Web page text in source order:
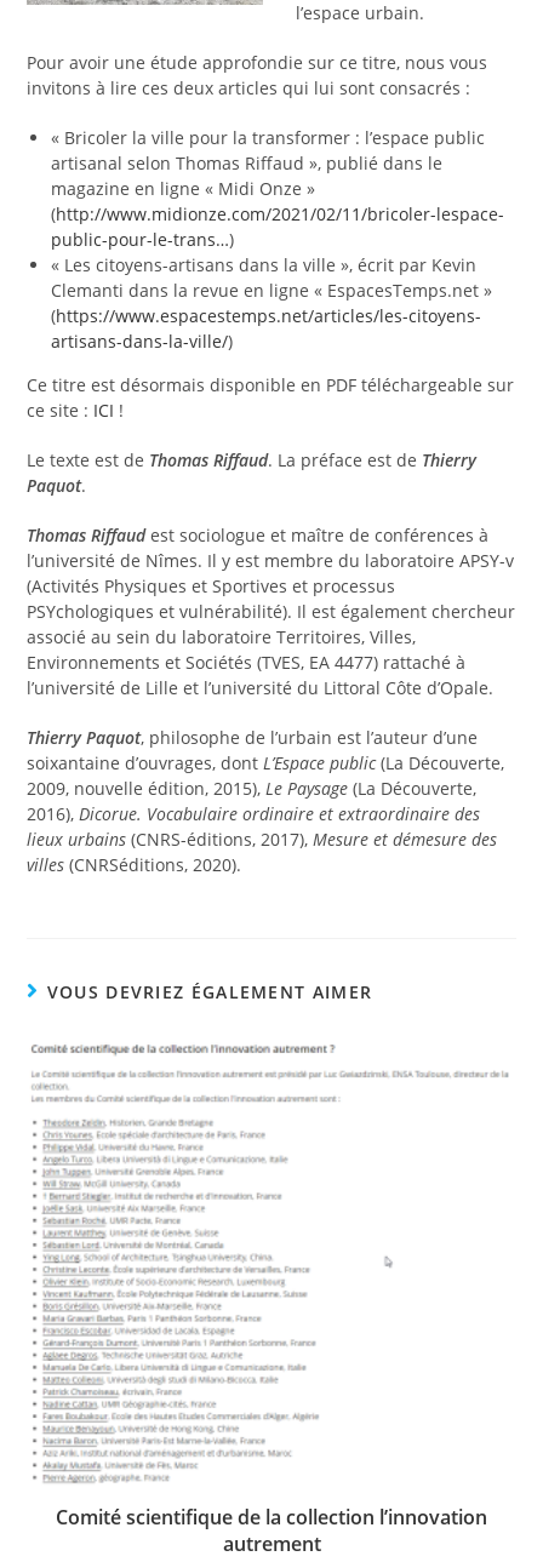
l’espace urbain.
Pour avoir une étude approfondie sur ce titre, nous vous
invitons à lire ces deux articles qui lui sont consacrés :
« Bricoler la ville pour la transformer : l’espace public
artisanal selon Thomas Riffaud », publié dans le
magazine en ligne « Midi Onze »
(http://www.midionze.com/2021/02/11/bricoler-lespace-
public-pour-le-trans…)
« Les citoyens-artisans dans la ville », écrit par Kevin
Clemanti dans la revue en ligne « EspacesTemps.net »
(https://www.espacestemps.net/articles/les-citoyens-
artisans-dans-la-ville/)
Ce titre est désormais disponible en PDF téléchargeable sur
ce site : ICI !
Le texte est de Thomas Riffaud. La préface est de Thierry
Paquot.
Thomas Riffaudest sociologue et maître de conférences à
l’université de Nîmes. Il y est membre du laboratoire APSY-v
(Activités Physiques et Sportives et processus
PSYchologiques et vulnérabilité). Il est également chercheur
associé au sein du laboratoire Territoires, Villes,
Environnements et Sociétés (TVES, EA 4477) rattaché à
l’université de Lille et l’université du Littoral Côte d’Opale.
Thierry Paquot, philosophe de l’urbain est l’auteur d’une
soixantaine d’ouvrages, dontL’Espace public(La Découverte,
2009, nouvelle édition, 2015),Le Paysage (La Découverte,
2016),Dicorue. Vocabulaire ordinaire et extraordinaire des
lieux urbains (CNRS-éditions, 2017),Mesure et démesure des
villes (CNRSéditions, 2020).
VOUS DEVRIEZ ÉGALEMENT AIMER
Comité scientifique de la collection l’innovation
autrement